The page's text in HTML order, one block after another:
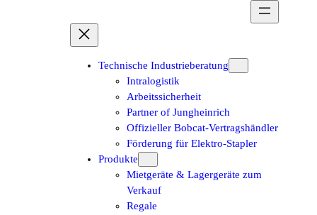
Technische Industrieberatung
Intralogistik
Arbeitssicherheit
Partner of Jungheinrich
Offizieller Bobcat-Vertragshändler
Förderung für Elektro-Stapler
Produkte
Mietgeräte & Lagergeräte zum
Verkauf
Regale